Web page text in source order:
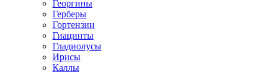
Георгины
Герберы
Гортензии
Гиацинты
Гладиолусы
Ирисы
Каллы